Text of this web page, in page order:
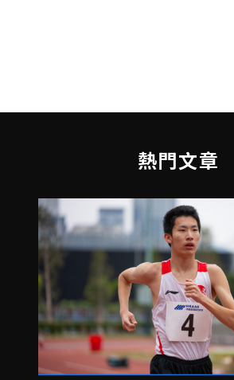
熱門文章